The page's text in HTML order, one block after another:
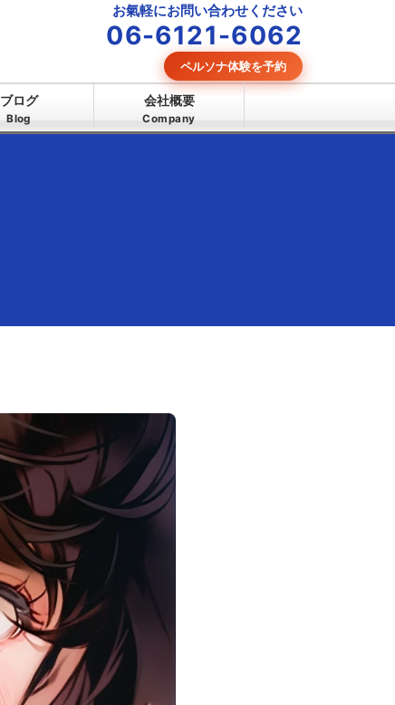
お氣軽にお問い合わせください
06-6121-6062
ペルソナ体験を予約
ブログ
Blog
会社概要
Company